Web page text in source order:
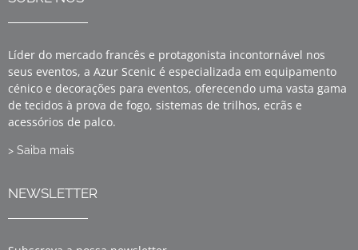
Líder do mercado francês e protagonista incontornável nos
seus eventos, a Azur Scenic é especializada em equipamento
cénico e decorações para eventos, oferecendo uma vasta gama
de tecidos à prova de fogo, sistemas de trilhos, ecrãs e
acessórios de palco.
> Saiba mais
NEWSLETTER